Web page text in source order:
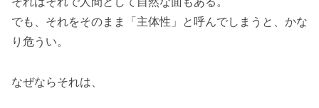
でも、それをそのまま「主体性」と呼んでしまうと、かな
り危うい。
なぜならそれは、